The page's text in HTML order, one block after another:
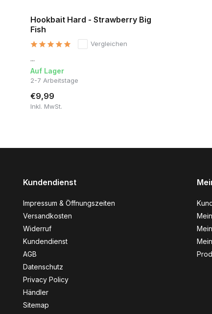
Hookbait Hard - Strawberry Big
Fish
Vergleichen
...
Auf Lager
2-7 Arbeitstage
€9,99
Inkl. MwSt.
Kundendienst
Impressum & Öffnungszeiten
Versandkosten
Widerruf
Kundendienst
AGB
Datenschutz
Privacy Policy
Händler
Sitemap